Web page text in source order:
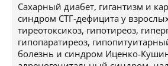
Сахарный диабет, гигантизм и
синдром СТГ-дефицита у
тиреотоксикоз, гипотиреоз,
гипопаратиреоз,
болезнь и синдром Иценко-